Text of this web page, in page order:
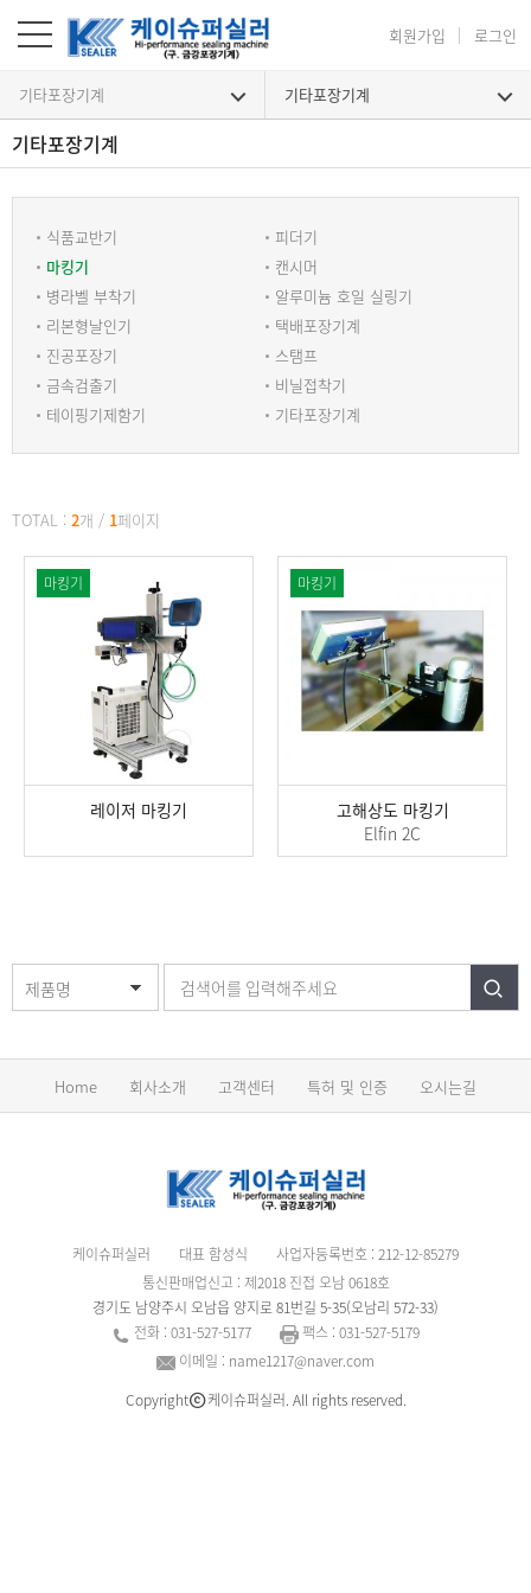
회원가입 로그인
기타포장기계 기타포장기계
기타포장기계
기타포장기계
식품교반기
피더기
마킹기
캔시머
병라벨 부착기
알루미늄 호일 실링기
리본형날인기
택배포장기계
진공포장기
스탬프
금속검출기
비닐접착기
테이핑기제함기
기타포장기계
TOTAL : 2개 / 1페이지
레이저 마킹기
마킹기
고해상도 마킹기
Elfin 2C
마킹기
제품명
Home 회사소개 고객센터 특허 및 인증 오시는길
케이슈퍼실러 대표 함성식
사업자등록번호 : 212-12-85279
통신판매업신고 : 제2018 진접 오남 0618호
경기도 남양주시 오남읍 양지로 81번길 5-35(오남리 572-33)
전화 : 031-527-5177
팩스 : 031-527-5179
이메일 : name1217@naver.com
Copyright
케이슈퍼실러. All rights reserved.